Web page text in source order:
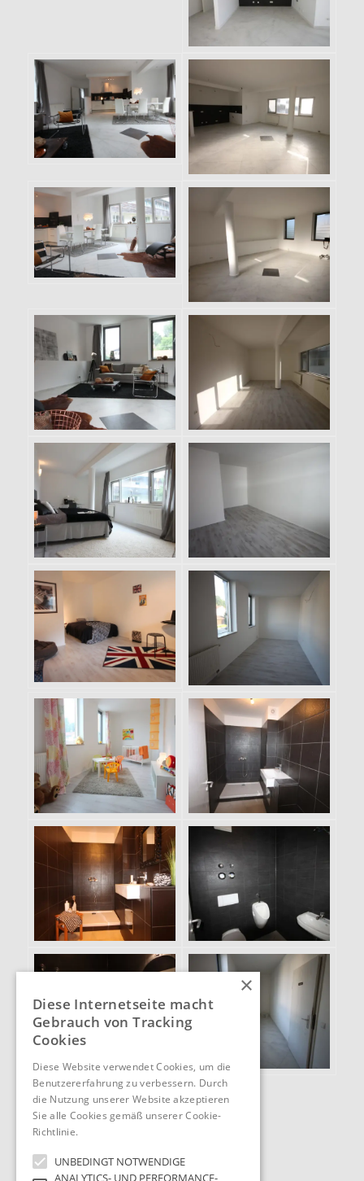
×
Diese Internetseite macht
Gebrauch von Tracking
Cookies
Diese Website verwendet Cookies, um die
Benutzererfahrung zu verbessern. Durch
die Nutzung unserer Website akzeptieren
Sie alle Cookies gemäß unserer Cookie-
Richtlinie.
UNBEDINGT NOTWENDIGE
ANALYTICS- UND PERFORMANCE-